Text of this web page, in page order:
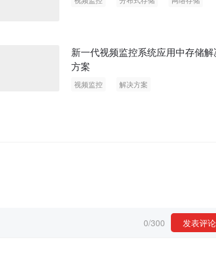
新一代视频监控系统应用中存储
方案
视频监控 解决方案
0/300 发表评论